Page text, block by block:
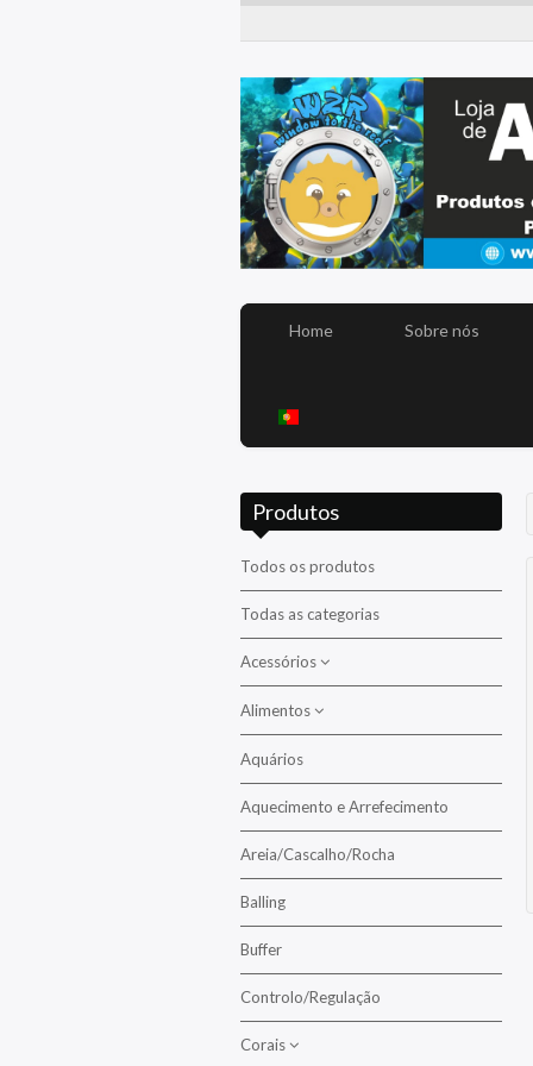
Home Sobre nós
Produtos
Todos os produtos
Todas as categorias
Acessórios
Aclimatação
Alimentação
Balling
Lentes
Manutenção/Limpeza
Pedras Difusoras
Propagação
Alimentos
Alimento para Crustáceos
Alimentos para Corais
Alimentos para Peixes
Algas
Alimento Congelado
Alimento em Flocos
Alimento Líquido
Aquários
Aquecimento e Arrefecimento
Areia/Cascalho/Rocha
Balling
Buffer
Controlo/Regulação
Corais